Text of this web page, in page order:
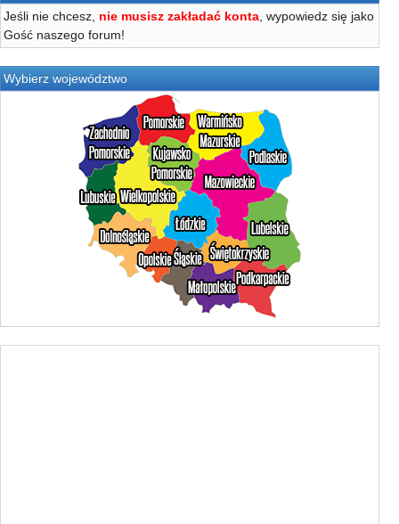
Jeśli nie chcesz, nie musisz zakładać konta , wypowiedz się jako
Gość naszego forum!
Wybierz województwo